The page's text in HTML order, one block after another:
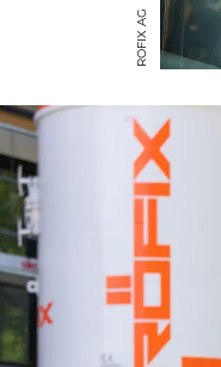
RÖFIX AG